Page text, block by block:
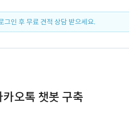
그인 후 무료 견적 상담 받으세요.
오톡 챗봇 구축